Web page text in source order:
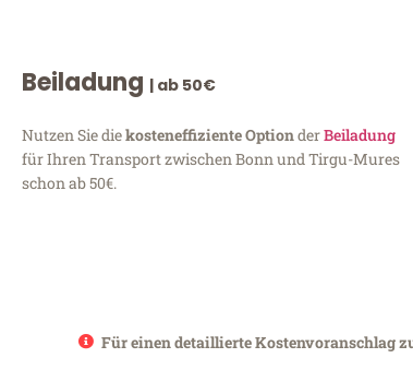
Beiladung | ab 50€
Nutzen Sie diekosteneffiziente OptionderBeiladung
für Ihren Transport zwischen Bonn und Tirgu-Mures
schon ab 50€.
Für einen detaillierte Kostenvoranschlag